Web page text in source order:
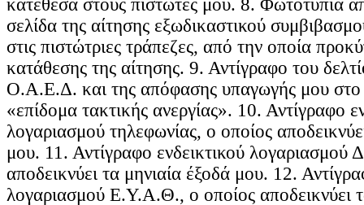
κατέθεσα στους πιστωτές μου. 8. Φωτοτυπία
σελίδα της αίτησης εξωδικαστικού
στις πιστώτριες τράπεζες, από την οποία
κατάθεσης της αίτησης. 9. Αντίγραφο του
Ο.Α.Ε.Δ. και της απόφασης υπαγωγής μου
«επίδομα τακτικής ανεργίας». 10. Αντίγραφο
λογαριασμού τηλεφωνίας, ο οποίος
μου. 11. Αντίγραφο ενδεικτικού
αποδεικνύει τα μηνιαία έξοδά μου. 12.
λογαριασμού Ε.Υ.Α.Θ., ο οποίος αποδεικνύει